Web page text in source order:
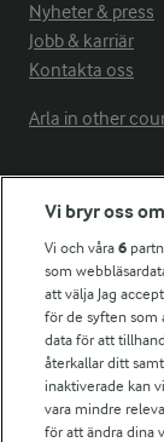
Nyheter & press
Jobb & karriär
Kontakta oss
Arla in other
Fler Arlasajter
För ägare
Arlas kundportal
Arla.com
Falbygdens Ost
Arla webbshop
Bildbank
Vi bryr oss
Vi och våra6
som
att välja Jag
för de syften som
data för att
återkallar ditt
inaktiverade kan
vara mindre
för att ändra dina